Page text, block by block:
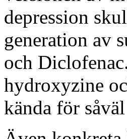
depression
generation av
och
hydroxyzine
kända för